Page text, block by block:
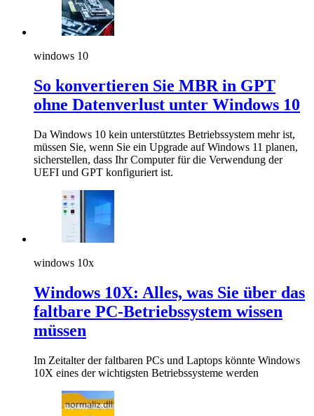
windows 10
So konvertieren Sie MBR in GPT
ohne Datenverlust unter Windows 10
Da Windows 10 kein unterstütztes Betriebssystem mehr ist,
müssen Sie, wenn Sie ein Upgrade auf Windows 11 planen,
sicherstellen, dass Ihr Computer für die Verwendung der
UEFI und GPT konfiguriert ist.
windows 10x
Windows 10X: Alles, was Sie über das
faltbare PC-Betriebssystem wissen
müssen
Im Zeitalter der faltbaren PCs und Laptops könnte Windows
10X eines der wichtigsten Betriebssysteme werden